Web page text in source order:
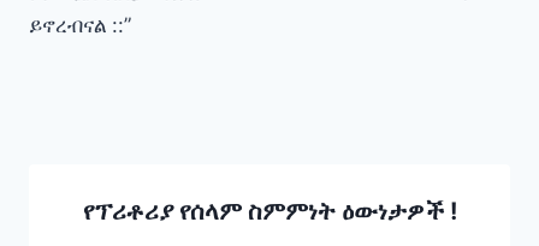
ይኖረብናል ::”
የፕሪቶሪያ የሰላም ስምምነት ዕውነታዎች !